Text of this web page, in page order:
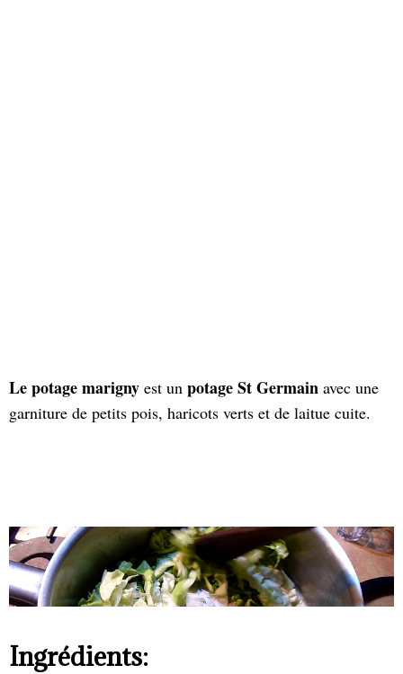
Le potage marigny est un potage St Germain avec une
garniture de petits pois, haricots verts et de laitue cuite.
Ingrédients: